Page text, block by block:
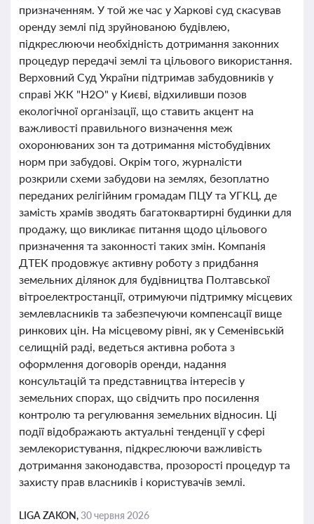
призначенням. У той же час у Харкові суд скасував
оренду землі під зруйнованою будівлею,
підкреслюючи необхідність дотримання законних
процедур передачі землі та цільового використання.
Верховний Суд України підтримав забудовників у
справі ЖК "H2O" у Києві, відхиливши позов
екологічної організації, що ставить акцент на
важливості правильного визначення меж
охоронюваних зон та дотримання містобудівних
норм при забудові. Окрім того, журналісти
розкрили схеми забудови на землях, безоплатно
переданих релігійним громадам ПЦУ та УГКЦ, де
замість храмів зводять багатоквартирні будинки для
продажу, що викликає питання щодо цільового
призначення та законності таких змін. Компанія
ДТЕК продовжує активну роботу з придбання
земельних ділянок для будівництва Полтавської
вітроелектростанції, отримуючи підтримку місцевих
землевласників та забезпечуючи компенсації вище
ринкових цін. На місцевому рівні, як у Семенівській
селищній раді, ведеться активна робота з
оформлення договорів оренди, надання
консультацій та представництва інтересів у
земельних спорах, що свідчить про посилення
контролю та регулювання земельних відносин. Ці
події відображають актуальні тенденції у сфері
землекористування, підкреслюючи важливість
дотримання законодавства, прозорості процедур та
захисту прав власників і користувачів землі.
LIGA ZAKON,30 червня 2026